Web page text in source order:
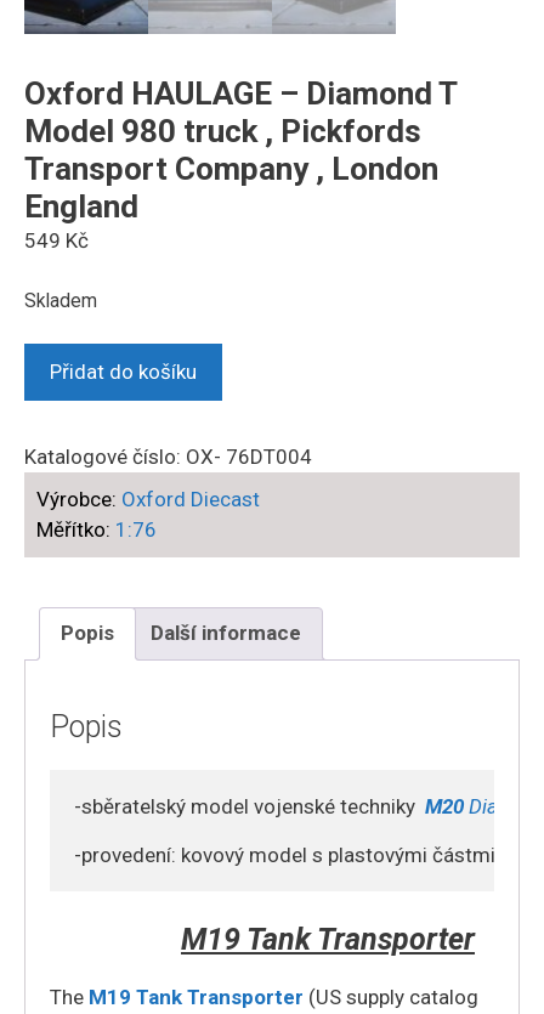
Oxford HAULAGE – Diamond T
Model 980 truck , Pickfords
Transport Company , London
England
549 Kč
Skladem
HAULAGE
Diamond
T
Model
980
Pickfords
Transport
London
množství
Přidat do košíku
Katalogové číslo: OX- 76DT004
Výrobce: Oxford Diecast
Měřítko: 1:76
Popis Další informace
Popis
-sběratelský model vojenské techniky M20
-provedení: kovový model s plastovými částmi
M19 Tank Transporter
The M19 Tank Transporter (US supply catalog